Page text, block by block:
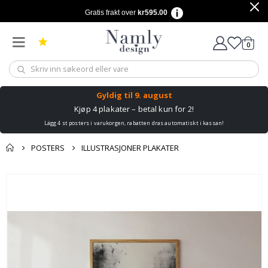
Gratis frakt over kr595.00
0varer
Gyldig til 9. august
Kjøp 4 plakater – betal kun for 2!
Lägg 4 st posters i varukorgen, rabatten dras automatiskt i kassan!
POSTERS ILLUSTRASJONER PLAKATER